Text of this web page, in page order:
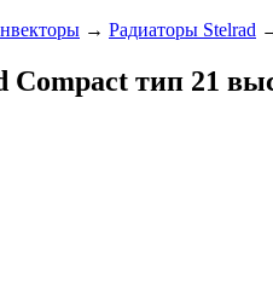
→ Радиаторы Stelrad
Compact тип 21